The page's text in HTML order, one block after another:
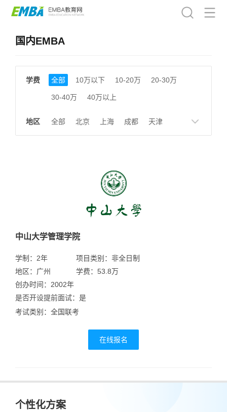
国内EMBA
学费 全部 10万以下 10-20万 20-30万
30-40万 40万以上
地区 全部 北京 上海 成都 天津
山东
广州
中山大学管理学院
学制：2年
地区：广州
项目类别：非全日制
学费：53.8万
创办时间：2002年
是否开设提前面试：是
考试类别：全国联考
在线报名
个性化方案